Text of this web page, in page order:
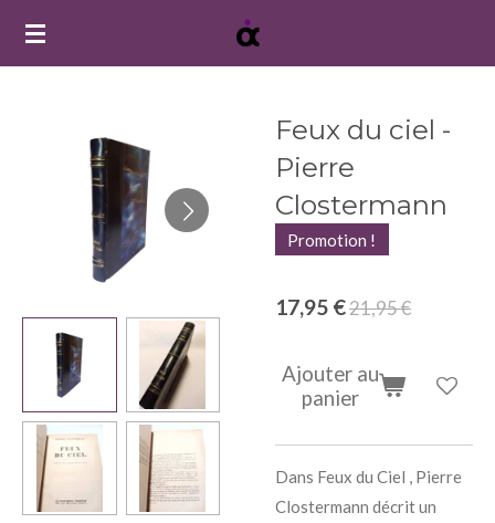
Passer
Feux du ciel -
Pierre
Clostermann
Promotion !
17,95 €21,95 €
Ajouter au
panier
Dans Feux du Ciel , Pierre
Clostermann décrit un